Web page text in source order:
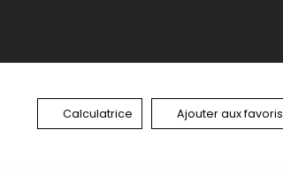
Calculatrice Ajouter aux favoris